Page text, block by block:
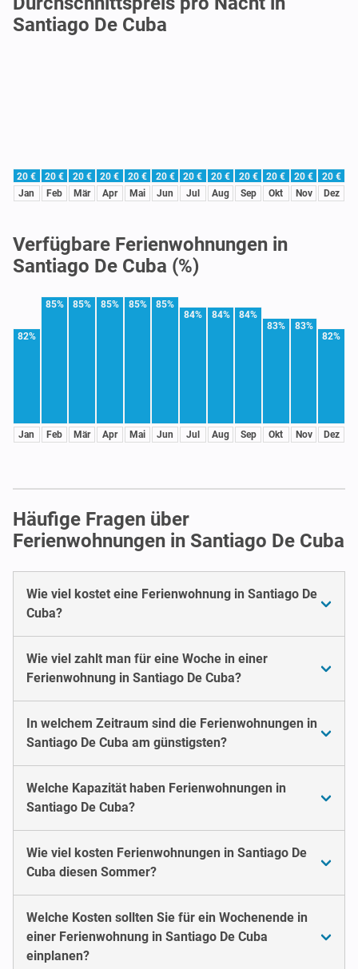
Santiago De Cuba
20 €
Jan
20 €
Feb
20 €
Mär
20 €
Apr
20 €
Mai
20 €
Jun
20 €
Jul
20 €
Aug
20 €
Sep
20 €
Okt
20 €
Nov
20 €
Dez
Verfügbare Ferienwohnungen in
Santiago De Cuba (%)
82%
Jan
85%
Feb
85%
Mär
85%
Apr
85%
Mai
85%
Jun
84%
Jul
84%
Aug
84%
Sep
83%
Okt
83%
Nov
82%
Dez
Häufige Fragen über
Ferienwohnungen in Santiago De Cuba
Wie viel kostet eine Ferienwohnung in Santiago De
Cuba?
Wie viel zahlt man für eine Woche in einer
Ferienwohnung in Santiago De Cuba?
In welchem Zeitraum sind die Ferienwohnungen in
Santiago De Cuba am günstigsten?
Welche Kapazität haben Ferienwohnungen in
Santiago De Cuba?
Wie viel kosten Ferienwohnungen in Santiago De
Cuba diesen Sommer?
Welche Kosten sollten Sie für ein Wochenende in
einer Ferienwohnung in Santiago De Cuba
einplanen?